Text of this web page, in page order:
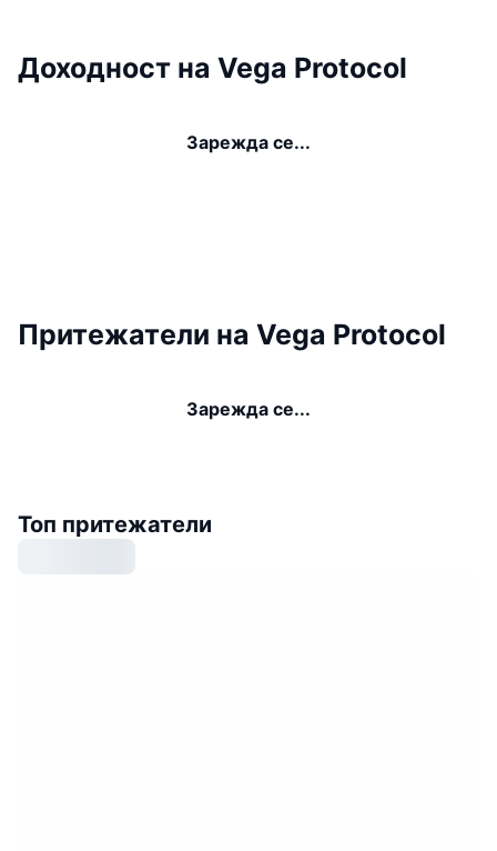
Доходност на Vega Protocol
Зарежда се...
Притежатели на Vega Protocol
Зарежда се...
Топ притежатели